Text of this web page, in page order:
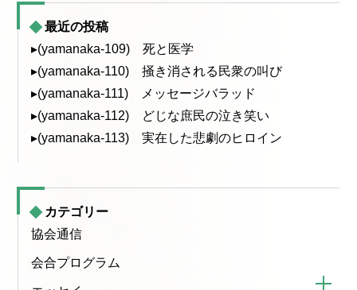
最近の投稿
▸(yamanaka-109) 死と医学
▸(yamanaka-110) 掻き消される民衆の叫び
▸(yamanaka-111) メッセージバラッド
▸(yamanaka-112) どじな庶民の泣き笑い
▸(yamanaka-113) 実在した悲劇のヒロイン
カテゴリー
協会通信
会合プログラム